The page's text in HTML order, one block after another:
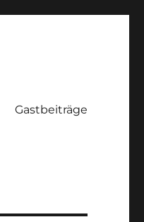
Gastbeiträge